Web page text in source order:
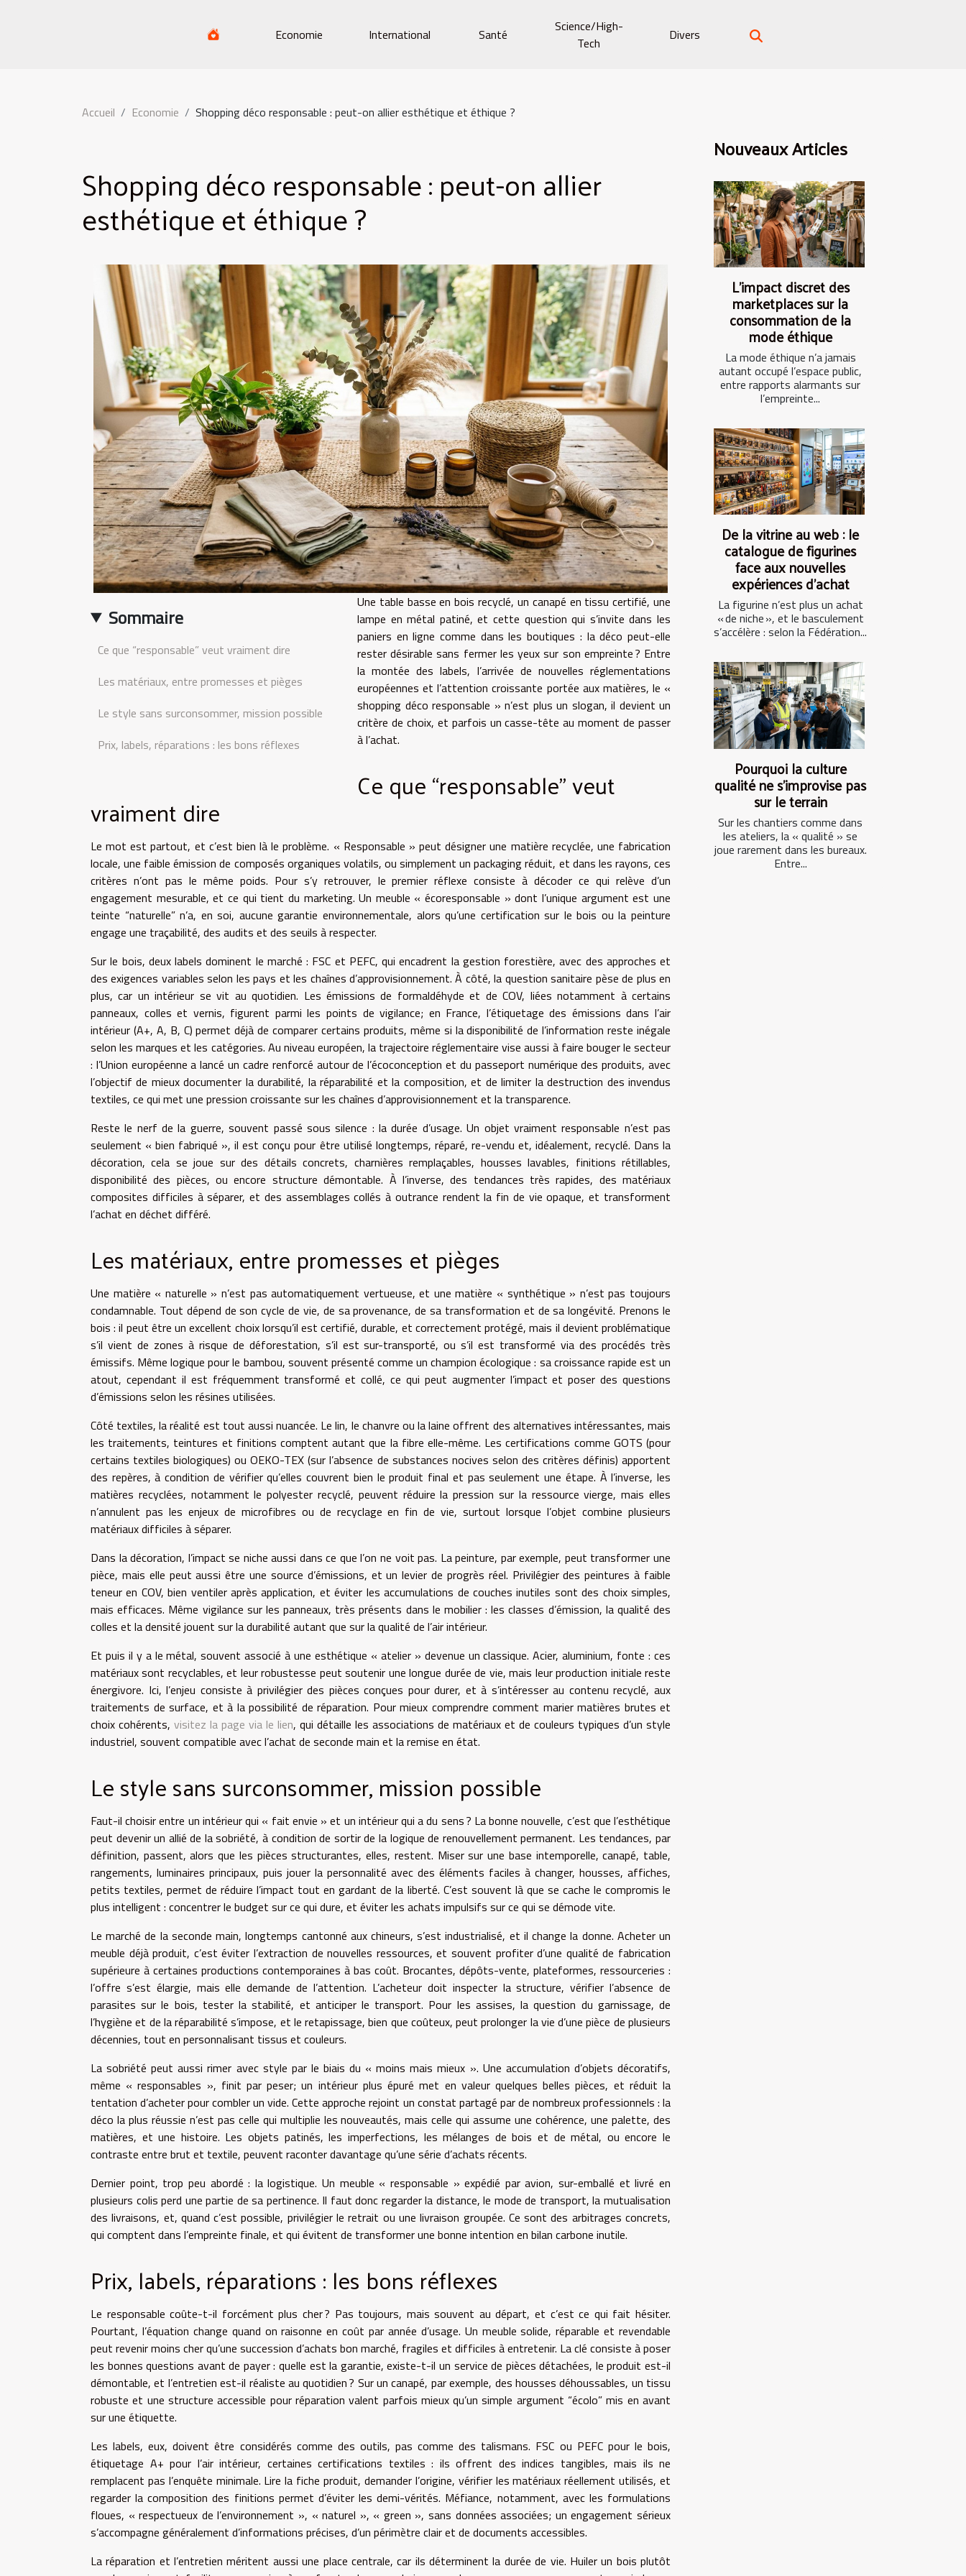
Economie International Santé
Science/High-
Tech
Divers
Accueil Economie Shopping déco responsable : peut-on allier esthétique et éthique ?
Shopping déco responsable : peut-on allier
esthétique et éthique ?
Sommaire
Ce que “responsable” veut vraiment dire
Les matériaux, entre promesses et pièges
Le style sans surconsommer, mission possible
Prix, labels, réparations : les bons réflexes
Une table basse en bois recyclé, un canapé en tissu certifié, une
lampe en métal patiné, et cette question qui s’invite dans les
paniers en ligne comme dans les boutiques : la déco peut-elle
rester désirable sans fermer les yeux sur son empreinte ? Entre
la montée des labels, l’arrivée de nouvelles réglementations
européennes et l’attention croissante portée aux matières, le «
shopping déco responsable » n’est plus un slogan, il devient un
critère de choix, et parfois un casse-tête au moment de passer
à l’achat.
Ce que “responsable” veut
vraiment dire
Le mot est partout, et c’est bien là le problème. « Responsable » peut désigner une matière recyclée, une fabrication
locale, une faible émission de composés organiques volatils, ou simplement un packaging réduit, et dans les rayons, ces
critères n’ont pas le même poids. Pour s’y retrouver, le premier réflexe consiste à décoder ce qui relève d’un
engagement mesurable, et ce qui tient du marketing. Un meuble « écoresponsable » dont l’unique argument est une
teinte “naturelle” n’a, en soi, aucune garantie environnementale, alors qu’une certification sur le bois ou la peinture
engage une traçabilité, des audits et des seuils à respecter.
Sur le bois, deux labels dominent le marché : FSC et PEFC, qui encadrent la gestion forestière, avec des approches et
des exigences variables selon les pays et les chaînes d’approvisionnement. À côté, la question sanitaire pèse de plus en
plus, car un intérieur se vit au quotidien. Les émissions de formaldéhyde et de COV, liées notamment à certains
panneaux, colles et vernis, figurent parmi les points de vigilance; en France, l’étiquetage des émissions dans l’air
intérieur (A+, A, B, C) permet déjà de comparer certains produits, même si la disponibilité de l’information reste inégale
selon les marques et les catégories. Au niveau européen, la trajectoire réglementaire vise aussi à faire bouger le secteur
: l’Union européenne a lancé un cadre renforcé autour de l’écoconception et du passeport numérique des produits, avec
l’objectif de mieux documenter la durabilité, la réparabilité et la composition, et de limiter la destruction des invendus
textiles, ce qui met une pression croissante sur les chaînes d’approvisionnement et la transparence.
Reste le nerf de la guerre, souvent passé sous silence : la durée d’usage. Un objet vraiment responsable n’est pas
seulement « bien fabriqué », il est conçu pour être utilisé longtemps, réparé, re-vendu et, idéalement, recyclé. Dans la
décoration, cela se joue sur des détails concrets, charnières remplaçables, housses lavables, finitions rétillables,
disponibilité des pièces, ou encore structure démontable. À l’inverse, des tendances très rapides, des matériaux
composites difficiles à séparer, et des assemblages collés à outrance rendent la fin de vie opaque, et transforment
l’achat en déchet différé.
Les matériaux, entre promesses et pièges
Une matière « naturelle » n’est pas automatiquement vertueuse, et une matière « synthétique » n’est pas toujours
condamnable. Tout dépend de son cycle de vie, de sa provenance, de sa transformation et de sa longévité. Prenons le
bois : il peut être un excellent choix lorsqu’il est certifié, durable, et correctement protégé, mais il devient problématique
s’il vient de zones à risque de déforestation, s’il est sur-transporté, ou s’il est transformé via des procédés très
émissifs. Même logique pour le bambou, souvent présenté comme un champion écologique : sa croissance rapide est un
atout, cependant il est fréquemment transformé et collé, ce qui peut augmenter l’impact et poser des questions
d’émissions selon les résines utilisées.
Côté textiles, la réalité est tout aussi nuancée. Le lin, le chanvre ou la laine offrent des alternatives intéressantes, mais
les traitements, teintures et finitions comptent autant que la fibre elle-même. Les certifications comme GOTS (pour
certains textiles biologiques) ou OEKO-TEX (sur l’absence de substances nocives selon des critères définis) apportent
des repères, à condition de vérifier qu’elles couvrent bien le produit final et pas seulement une étape. À l’inverse, les
matières recyclées, notamment le polyester recyclé, peuvent réduire la pression sur la ressource vierge, mais elles
n’annulent pas les enjeux de microfibres ou de recyclage en fin de vie, surtout lorsque l’objet combine plusieurs
matériaux difficiles à séparer.
Dans la décoration, l’impact se niche aussi dans ce que l’on ne voit pas. La peinture, par exemple, peut transformer une
pièce, mais elle peut aussi être une source d’émissions, et un levier de progrès réel. Privilégier des peintures à faible
teneur en COV, bien ventiler après application, et éviter les accumulations de couches inutiles sont des choix simples,
mais efficaces. Même vigilance sur les panneaux, très présents dans le mobilier : les classes d’émission, la qualité des
colles et la densité jouent sur la durabilité autant que sur la qualité de l’air intérieur.
Et puis il y a le métal, souvent associé à une esthétique « atelier » devenue un classique. Acier, aluminium, fonte : ces
matériaux sont recyclables, et leur robustesse peut soutenir une longue durée de vie, mais leur production initiale reste
énergivore. Ici, l’enjeu consiste à privilégier des pièces conçues pour durer, et à s’intéresser au contenu recyclé, aux
traitements de surface, et à la possibilité de réparation. Pour mieux comprendre comment marier matières brutes et
choix cohérents, visitez la page via le lien, qui détaille les associations de matériaux et de couleurs typiques d’un style
industriel, souvent compatible avec l’achat de seconde main et la remise en état.
Le style sans surconsommer, mission possible
Faut-il choisir entre un intérieur qui « fait envie » et un intérieur qui a du sens ? La bonne nouvelle, c’est que l’esthétique
peut devenir un allié de la sobriété, à condition de sortir de la logique de renouvellement permanent. Les tendances, par
définition, passent, alors que les pièces structurantes, elles, restent. Miser sur une base intemporelle, canapé, table,
rangements, luminaires principaux, puis jouer la personnalité avec des éléments faciles à changer, housses, affiches,
petits textiles, permet de réduire l’impact tout en gardant de la liberté. C’est souvent là que se cache le compromis le
plus intelligent : concentrer le budget sur ce qui dure, et éviter les achats impulsifs sur ce qui se démode vite.
Le marché de la seconde main, longtemps cantonné aux chineurs, s’est industrialisé, et il change la donne. Acheter un
meuble déjà produit, c’est éviter l’extraction de nouvelles ressources, et souvent profiter d’une qualité de fabrication
supérieure à certaines productions contemporaines à bas coût. Brocantes, dépôts-vente, plateformes, ressourceries :
l’offre s’est élargie, mais elle demande de l’attention. L’acheteur doit inspecter la structure, vérifier l’absence de
parasites sur le bois, tester la stabilité, et anticiper le transport. Pour les assises, la question du garnissage, de
l’hygiène et de la réparabilité s’impose, et le retapissage, bien que coûteux, peut prolonger la vie d’une pièce de plusieurs
décennies, tout en personnalisant tissus et couleurs.
La sobriété peut aussi rimer avec style par le biais du « moins mais mieux ». Une accumulation d’objets décoratifs,
même « responsables », finit par peser; un intérieur plus épuré met en valeur quelques belles pièces, et réduit la
tentation d’acheter pour combler un vide. Cette approche rejoint un constat partagé par de nombreux professionnels : la
déco la plus réussie n’est pas celle qui multiplie les nouveautés, mais celle qui assume une cohérence, une palette, des
matières, et une histoire. Les objets patinés, les imperfections, les mélanges de bois et de métal, ou encore le
contraste entre brut et textile, peuvent raconter davantage qu’une série d’achats récents.
Dernier point, trop peu abordé : la logistique. Un meuble « responsable » expédié par avion, sur-emballé et livré en
plusieurs colis perd une partie de sa pertinence. Il faut donc regarder la distance, le mode de transport, la mutualisation
des livraisons, et, quand c’est possible, privilégier le retrait ou une livraison groupée. Ce sont des arbitrages concrets,
qui comptent dans l’empreinte finale, et qui évitent de transformer une bonne intention en bilan carbone inutile.
Prix, labels, réparations : les bons réflexes
Le responsable coûte-t-il forcément plus cher ? Pas toujours, mais souvent au départ, et c’est ce qui fait hésiter.
Pourtant, l’équation change quand on raisonne en coût par année d’usage. Un meuble solide, réparable et revendable
peut revenir moins cher qu’une succession d’achats bon marché, fragiles et difficiles à entretenir. La clé consiste à poser
les bonnes questions avant de payer : quelle est la garantie, existe-t-il un service de pièces détachées, le produit est-il
démontable, et l’entretien est-il réaliste au quotidien ? Sur un canapé, par exemple, des housses déhoussables, un tissu
robuste et une structure accessible pour réparation valent parfois mieux qu’un simple argument “écolo” mis en avant
sur une étiquette.
Les labels, eux, doivent être considérés comme des outils, pas comme des talismans. FSC ou PEFC pour le bois,
étiquetage A+ pour l’air intérieur, certaines certifications textiles : ils offrent des indices tangibles, mais ils ne
remplacent pas l’enquête minimale. Lire la fiche produit, demander l’origine, vérifier les matériaux réellement utilisés, et
regarder la composition des finitions permet d’éviter les demi-vérités. Méfiance, notamment, avec les formulations
floues, « respectueux de l’environnement », « naturel », « green », sans données associées; un engagement sérieux
s’accompagne généralement d’informations précises, d’un périmètre clair et de documents accessibles.
La réparation et l’entretien méritent aussi une place centrale, car ils déterminent la durée de vie. Huiler un bois plutôt
Nouveaux Articles
L’impact discret des
marketplaces sur la
consommation de la
mode éthique
La mode éthique n’a jamais
autant occupé l’espace public,
entre rapports alarmants sur
l’empreinte...
De la vitrine au web : le
catalogue de figurines
face aux nouvelles
expériences d’achat
La figurine n’est plus un achat
« de niche », et le basculement
s’accélère : selon la Fédération...
Pourquoi la culture
qualité ne s’improvise pas
sur le terrain
Sur les chantiers comme dans
les ateliers, la « qualité » se
joue rarement dans les bureaux.
Entre...